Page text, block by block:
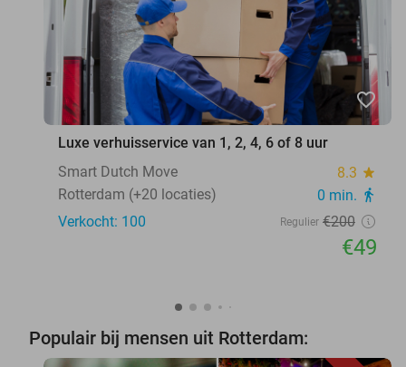
favorite_border
Luxe verhuisservice van 1, 2, 4, 6 of 8 uur
Smart Dutch Move
8.3 star
Rotterdam (+20 locaties) 0 min. directions_walk
Verkocht: 100 Regulier €200
€49
Populair bij mensen uit Rotterdam: